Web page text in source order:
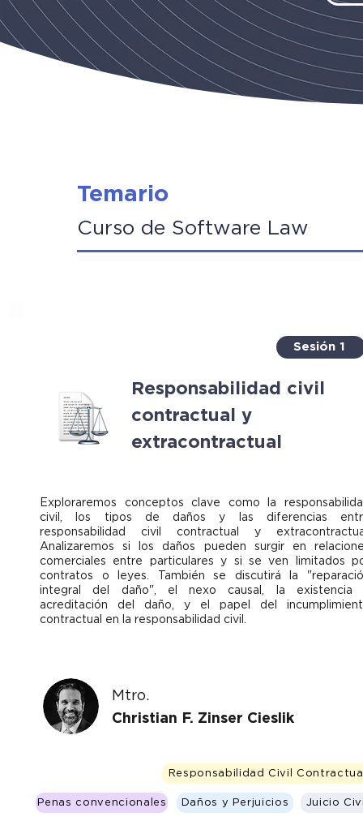
Temario
Curso de Software Law
Sesión 1
Responsabilidad civil
contractual y
extracontractual
Exploraremos conceptos clave como la
civil, los tipos de daños y las diferencias
responsabilidad civil contractual y
Analizaremos si los daños pueden surgir en
comerciales entre particulares y si se ven limitados
contratos o leyes. También se discutirá la
integral del daño", el nexo causal, la existencia
acreditación del daño, y el papel del
contractual en la responsabilidad civil.
Mtro.
Christian F. Zinser Cieslik
Responsabilidad Civil
Penas convencionales Daños y Perjuicios Juicio